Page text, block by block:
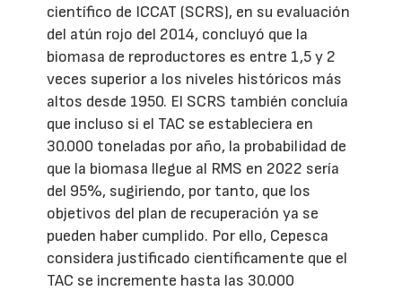
científico de ICCAT (SCRS), en su evaluación
del atún rojo del 2014, concluyó que la
biomasa de reproductores es entre 1,5 y 2
veces superior a los niveles históricos más
altos desde 1950. El SCRS también concluía
que incluso si el TAC se estableciera en
30.000 toneladas por año, la probabilidad de
que la biomasa llegue al RMS en 2022 sería
del 95%, sugiriendo, por tanto, que los
objetivos del plan de recuperación ya se
pueden haber cumplido. Por ello, Cepesca
considera justificado científicamente que el
TAC se incremente hasta las 30.000